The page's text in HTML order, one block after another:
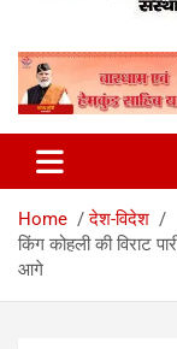
Dainik
Home
देश-विदेश
किंग कोहली की विराट
आगे